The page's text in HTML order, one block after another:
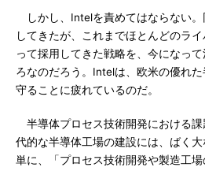
しかし、Intelを責めてはならない
してきたが、これまでほとんどのラ
って採用してきた戦略を、今になっ
ろなのだろう。Intelは、欧米の優れた
守ることに疲れているのだ。
半導体プロセス技術開発における
代的な半導体工場の建設には、ばく
単に、「プロセス技術開発や製造工